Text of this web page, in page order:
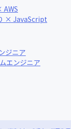
AWS
× JavaScript
ジニア
エンジニア